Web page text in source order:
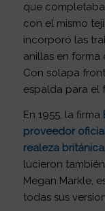
que
con el mismo
incorporó las
anillas en forma
Con solapa
espalda para el
En 1955, la firma
proveedor
realeza
lucieron
Megan Markle,
todas sus